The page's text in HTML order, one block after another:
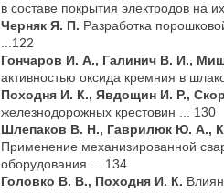
в составе покрытия электродов на
Черняк Я. П. Разработка
...122
Гончаров И. А., Галинич В. И.,
активностью оксида кремния в
Походня И. К., Явдощин И. Р.,
железнодорожных крестовин ... 130
Шлепаков В. Н., Гаврилюк Ю. А.,
Применение механизированной
оборудования ... 134
Головко В. В., Походня И. К.